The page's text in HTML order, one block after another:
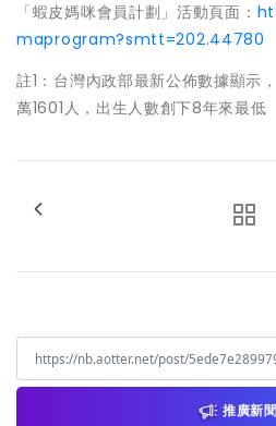
「蝦皮媽咪會員計劃」活動頁面：
maprogram?smtt=202.44780
註1：台灣內政部最新公佈數據顯示
萬1601人，出生人數創下8年來最低
推廣新